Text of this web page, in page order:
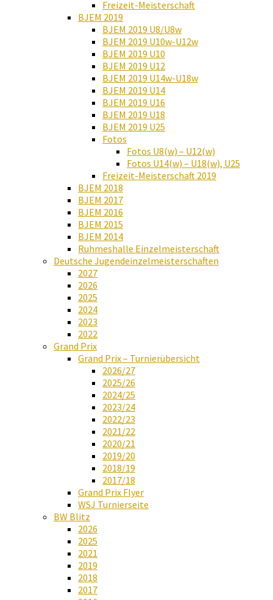
Freizeit-Meisterschaft
BJEM 2019
BJEM 2019 U8/U8w
BJEM 2019 U10w-U12w
BJEM 2019 U10
BJEM 2019 U12
BJEM 2019 U14w-U18w
BJEM 2019 U14
BJEM 2019 U16
BJEM 2019 U18
BJEM 2019 U25
Fotos
Fotos U8(w) – U12(w)
Fotos U14(w) – U18(w), U25
Freizeit-Meisterschaft 2019
BJEM 2018
BJEM 2017
BJEM 2016
BJEM 2015
BJEM 2014
Ruhmeshalle Einzelmeisterschaft
Deutsche Jugendeinzelmeisterschaften
2027
2026
2025
2024
2023
2022
Grand Prix
Grand Prix – Turnierübersicht
2026/27
2025/26
2024/25
2023/24
2022/23
2021/22
2020/21
2019/20
2018/19
2017/18
Grand Prix Flyer
WSJ Turnierseite
BW Blitz
2026
2025
2021
2019
2018
2017